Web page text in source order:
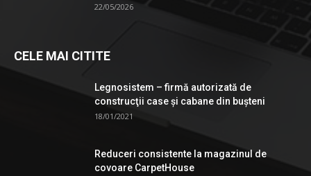
22/05/2026
CELE MAI CITITE
Legnosistem – firmă autorizată de
construcţii case și cabane din bușteni
18/01/2021
Reduceri consistente la magazinul de
covoare CarpetHouse